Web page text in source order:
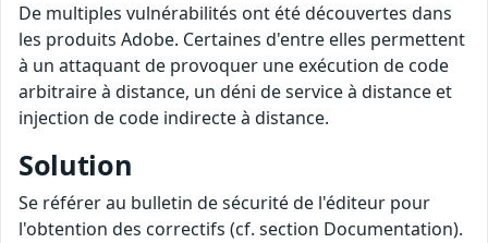
De multiples vulnérabilités ont été découvertes dans
les produits Adobe. Certaines d'entre elles permettent
à un attaquant de provoquer une exécution de code
arbitraire à distance, un déni de service à distance et
injection de code indirecte à distance.
Solution
Se référer au bulletin de sécurité de l'éditeur pour
l'obtention des correctifs (cf. section Documentation).